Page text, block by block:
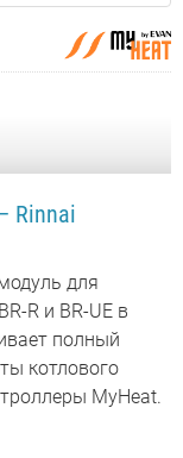
Rinnai
для
R и BR-UE в
полный
котлового
MyHeat.